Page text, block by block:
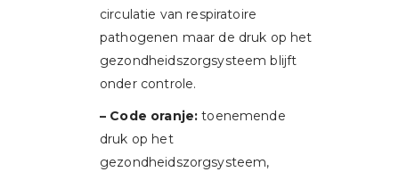
circulatie van respiratoire
pathogenen maar de druk op het
gezondheidszorgsysteem blijft
onder controle.
– Code oranje:toenemende
druk op het
gezondheidszorgsysteem,